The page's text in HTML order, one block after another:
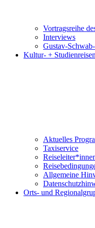
Vortragsreihe
Interviews
Gustav-
Kultur- + Studienreisen
Aktuelles
Taxiservice
Allgemeine
Orts- und